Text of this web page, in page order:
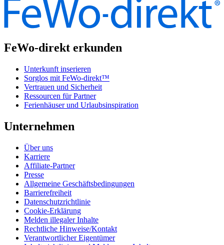
FeWo-direkt erkunden
Unterkunft inserieren
Sorglos mit FeWo-direkt™
Vertrauen und Sicherheit
Ressourcen für Partner
Ferienhäuser und Urlaubsinspiration
Unternehmen
Über uns
Karriere
Affiliate-Partner
Presse
Allgemeine Geschäftsbedingungen
Barrierefreiheit
Datenschutzrichtlinie
Cookie-Erklärung
Melden illegaler Inhalte
Rechtliche Hinweise/Kontakt
Verantwortlicher Eigentümer